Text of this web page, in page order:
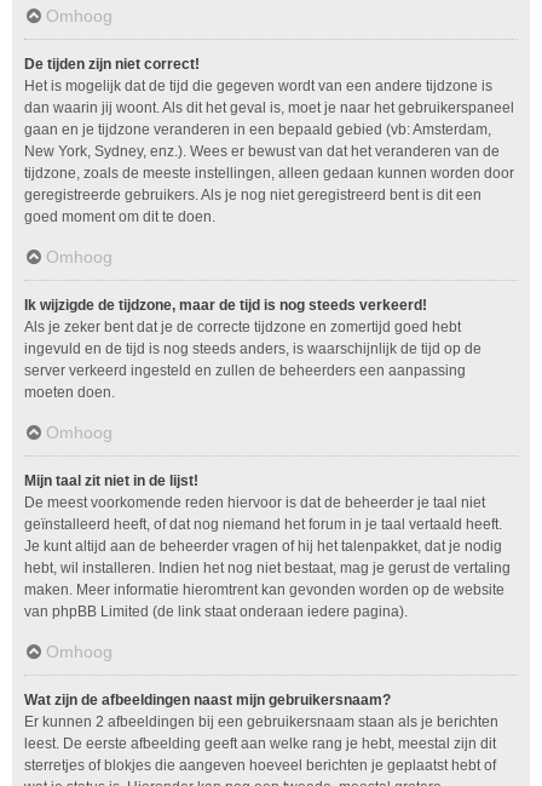
Omhoog
De tijden zijn niet correct!
Het is mogelijk dat de tijd die gegeven wordt van een andere tijdzone is
dan waarin jij woont. Als dit het geval is, moet je naar het gebruikerspaneel
gaan en je tijdzone veranderen in een bepaald gebied (vb: Amsterdam,
New York, Sydney, enz.). Wees er bewust van dat het veranderen van de
tijdzone, zoals de meeste instellingen, alleen gedaan kunnen worden door
geregistreerde gebruikers. Als je nog niet geregistreerd bent is dit een
goed moment om dit te doen.
Omhoog
Ik wijzigde de tijdzone, maar de tijd is nog steeds verkeerd!
Als je zeker bent dat je de correcte tijdzone en zomertijd goed hebt
ingevuld en de tijd is nog steeds anders, is waarschijnlijk de tijd op de
server verkeerd ingesteld en zullen de beheerders een aanpassing
moeten doen.
Omhoog
Mijn taal zit niet in de lijst!
De meest voorkomende reden hiervoor is dat de beheerder je taal niet
geïnstalleerd heeft, of dat nog niemand het forum in je taal vertaald heeft.
Je kunt altijd aan de beheerder vragen of hij het talenpakket, dat je nodig
hebt, wil installeren. Indien het nog niet bestaat, mag je gerust de vertaling
maken. Meer informatie hieromtrent kan gevonden worden op de website
van phpBB Limited (de link staat onderaan iedere pagina).
Omhoog
Wat zijn de afbeeldingen naast mijn gebruikersnaam?
Er kunnen 2 afbeeldingen bij een gebruikersnaam staan als je berichten
leest. De eerste afbeelding geeft aan welke rang je hebt, meestal zijn dit
sterretjes of blokjes die aangeven hoeveel berichten je geplaatst hebt of